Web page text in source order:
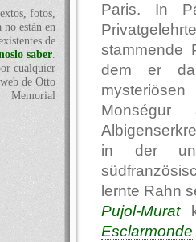
Paris. In
stammende
dem er
Monségur
in der
lernte Rahn
Pujol-Murat
Esclarmonde
fotos,
no están en
de
saber.
cualquier
de Otto
Memorial